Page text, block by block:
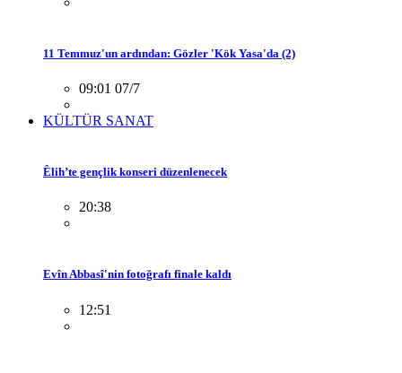
11 Temmuz'un ardından: Gözler 'Kök Yasa'da (2)
09:01 07/7
KÜLTÜR SANAT
Êlih’te gençlik konseri düzenlenecek
20:38
Evîn Abbasî'nin fotoğrafı finale kaldı
12:51